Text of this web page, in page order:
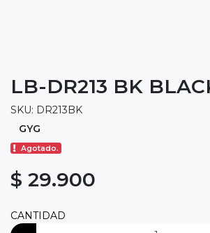
LB-DR213 BK
SKU: DR213BK
GYG
Agotado.
$ 29.900
CANTIDAD